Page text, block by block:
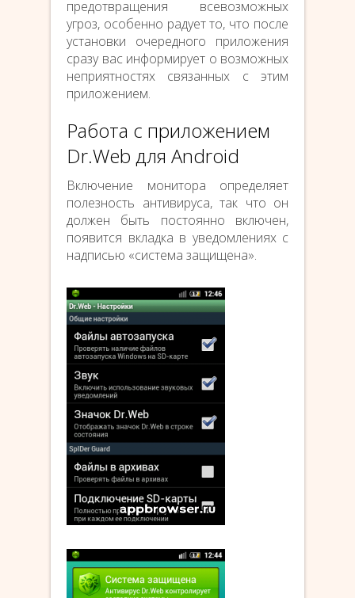
предотвращения всевозможных
угроз, особенно радует то, что после
установки очередного приложения
сразу вас информирует о возможных
неприятностях связанных с этим
приложением.
Работа с приложением
Dr.Web для Android
Включение монитора определяет
полезность антивируса, так что он
должен быть постоянно включен,
появится вкладка в уведомлениях с
надписью «система защищена».